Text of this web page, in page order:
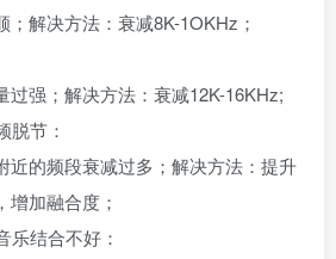
解决方法：衰减8K-1OKHz；
强；解决方法：衰减12K-16KHz;
脱节：
的频段衰减过多；解决方法：提升
加融合度；
乐结合不好：